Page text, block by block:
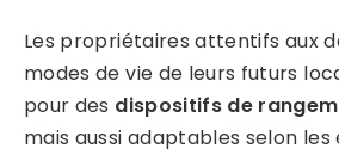
Les propriétaires attentifs aux
modes de vie de leurs futurs
pour des dispositifs de
mais aussi adaptables selon les